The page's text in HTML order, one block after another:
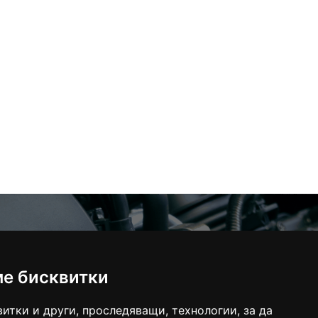
бисквитки
и други, проследяващи, технологии, за да
къща